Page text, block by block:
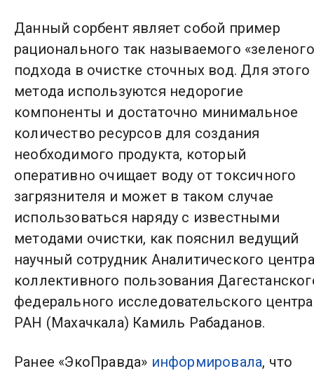
Данный сорбент являет собой пример
рационального так называемого
подхода в очистке сточных вод. Для этого
метода используются недорогие
компоненты и достаточно минимальное
количество ресурсов для создания
необходимого продукта, который
оперативно очищает воду от токсичного
загрязнителя и может в таком случае
использоваться наряду с известными
методами очистки, как пояснил ведущий
научный сотрудник Аналитического центра
коллективного пользования
федерального исследовательского центра
РАН (Махачкала) Камиль Рабаданов.
Ранее «ЭкоПравда» информировала, что